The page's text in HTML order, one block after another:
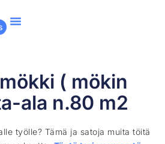
( mökin
ala n.80 m2
työlle? Tämä ja satoja muita töitä